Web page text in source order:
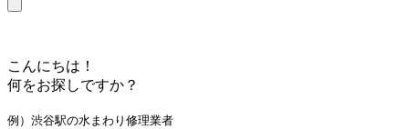
こんにちは！
何をお探しですか？
例）渋谷駅の水まわり修理業者